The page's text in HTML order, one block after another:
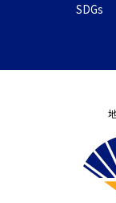
SDGs